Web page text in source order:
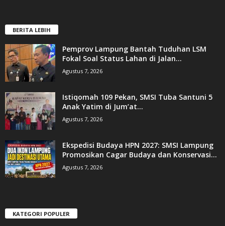
BERITA LEBIH
Pemprov Lampung Bantah Tuduhan LSM
Fokal Soal Status Lahan di Jalan...
Agustus 7, 2026
Istiqomah 109 Pekan, SMSI Tuba Santuni 5
Anak Yatim di Jum’at...
Agustus 7, 2026
Ekspedisi Budaya HPN 2027: SMSI Lampung
Promosikan Cagar Budaya dan Konservasi...
Agustus 7, 2026
KATEGORI POPULER